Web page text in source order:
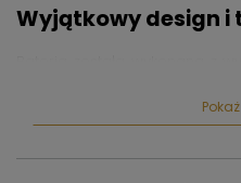
Wyjątkowy design i
działanie wilgoci. Połączenie
szczotkowanej nadaje